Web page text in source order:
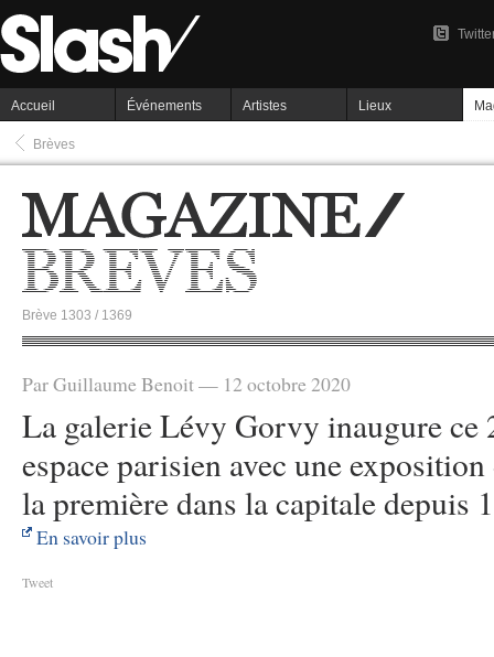
Accueil Événements Artistes Lieux
Brèves
Brève 1303 / 1369
Par Guillaume Benoit — 12 octobre 2020
La galerie Lévy Gorvy inaugure ce
espace parisien avec une
la première dans la capitale depuis
En savoir plus
Tweet